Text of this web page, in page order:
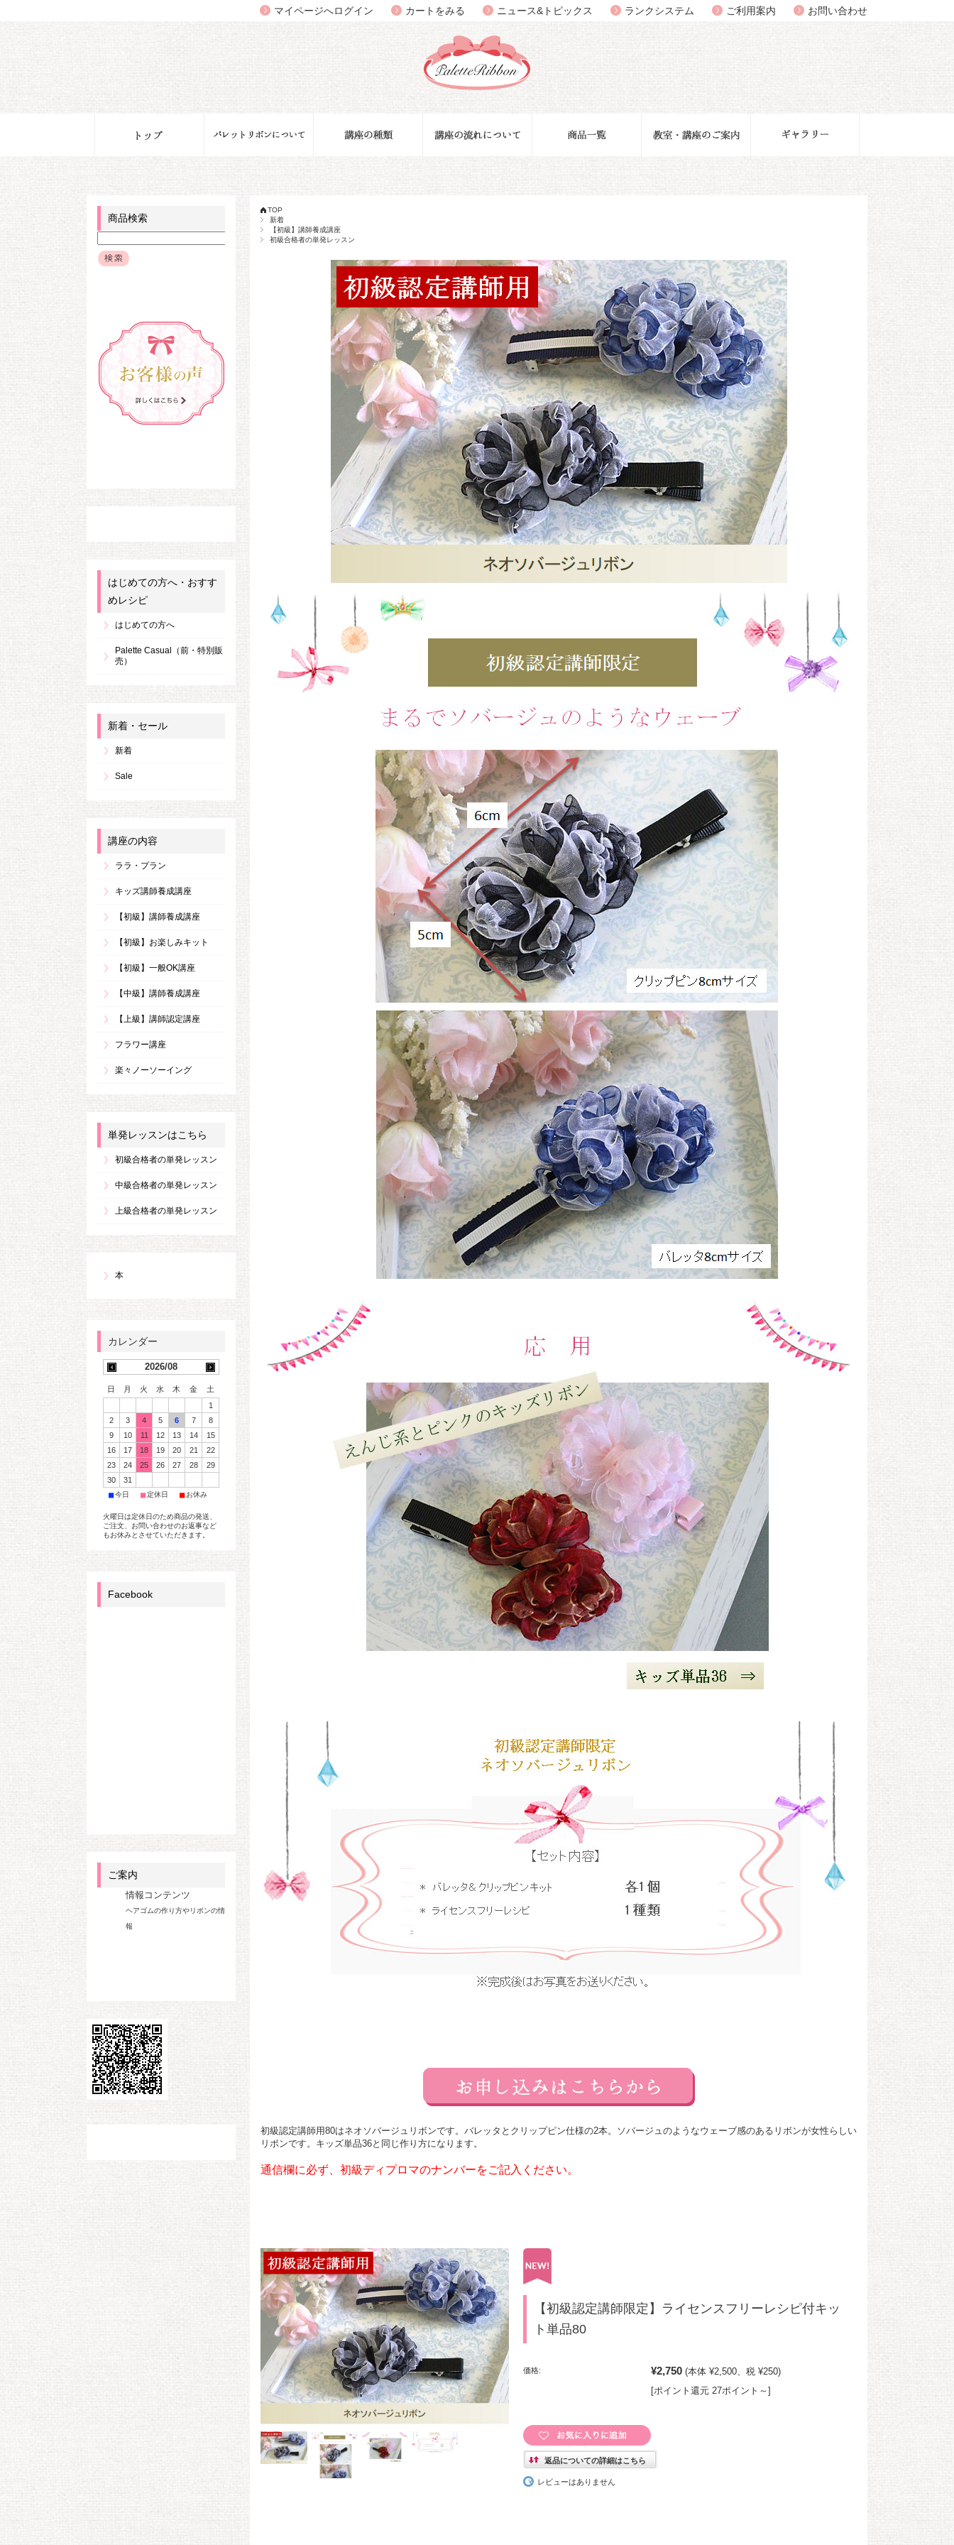
マイページへログイン カートをみる ニュース&トピックス ランクシステム ご利用案内 お問い合わせ
TOP
新着
【初級】講師養成講座
初級合格者の単発レッスン
初級認定講師用80はネオソバージュリボンです。バレッタとクリップピン仕様の2本。ソバージュのようなウェーブ感のあるリボンが女性らしい
リボンです。キッズ単品36と同じ作り方になります。
通信欄に必ず、 初級ディプロマのナンバーをご記入ください。
【初級認定講師限定】ライセンスフリーレシピ付キッ
ト単品80
価格: ¥2,750 (本体 ¥2,500、税 ¥250)
[ポイント還元 27ポイント～]
返品についての詳細はこちら
レビューはありません
商品検索
はじめての方へ・おすす
めレシピ
はじめての方へ
Palette Casual（前・特別販
売）
新着・セール
新着
Sale
講座の内容
ララ・プラン
キッズ講師養成講座
【初級】講師養成講座
【初級】お楽しみキット
【初級】一般OK講座
【中級】講師養成講座
【上級】講師認定講座
フラワー講座
楽々ノーソーイング
単発レッスンはこちら
初級合格者の単発レッスン
中級合格者の単発レッスン
上級合格者の単発レッスン
本
2026/08
日 月 火 水 木 金
土
1
2
3 4 5 6 7
8
9
10 11 12 13 14
15
16
17 18 19 20 21
22
23
24 25 26 27 28
29
30
31
■ 今日 ■ 定休日 ■ お休み
火曜日は定休日のため商品の発送、
ご注文、お問い合わせのお返事など
もお休みとさせていただきます。
Facebook
ご案内
情報コンテンツ
ヘアゴムの作り方やリボンの情
報